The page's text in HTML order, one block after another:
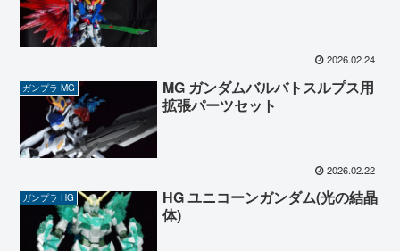
2026.02.24
ガンプラ MG
MG ガンダムバルバトスルプス用
拡張パーツセット
2026.02.22
ガンプラ HG
HG ユニコーンガンダム(光の結晶
体)